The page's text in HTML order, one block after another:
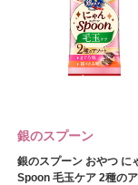
銀のスプーン
銀のスプーン おやつ に
Spoon 毛玉ケア 2種の